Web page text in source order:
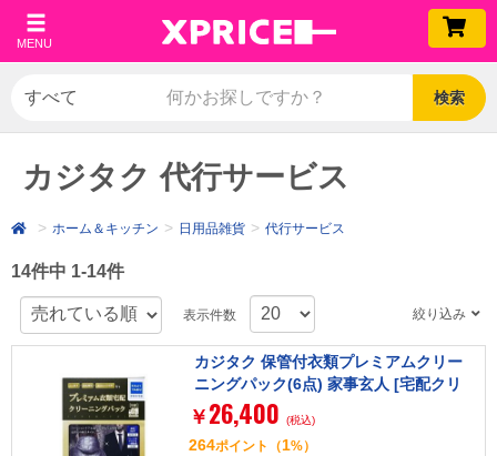
MENU
検索
カジタク 代行サービス
ホーム＆キッチン 日用品雑貨 代行サービス
14件中 1-14件
表示件数 絞り込み
カジタク 保管付衣類プレミアムクリー
ニングパック(6点) 家事玄人 [宅配クリ
ーニングサービス]
￥ 26,400 (税込)
264ポイント （1%）